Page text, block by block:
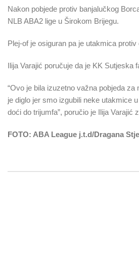
Nakon pobjede protiv banjalučkog
NLB ABA2 lige u Širokom Brijegu.
Plej-of je osiguran pa je utakmica
Ilija Varajić poručuje da je KK Sutjeska
“Ovo je bila izuzetno važna pobjeda
je diglo jer smo izgubili neke utakmice
doći do trijumfa”, poručio je Ilija Varajić
FOTO: ABA League j.t.d/Dragana